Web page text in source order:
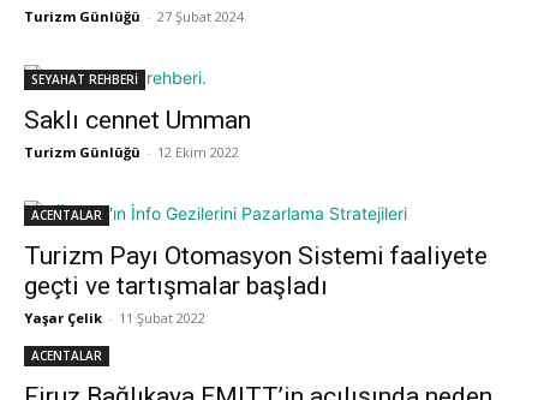
Turizm Günlüğü - 27 Şubat 2024
SEYAHAT REHBERİ
Saklı cennet Umman
Turizm Günlüğü - 12 Ekim 2022
ACENTALAR
Turizm Payı Otomasyon Sistemi faaliyete
geçti ve tartışmalar başladı
Yaşar Çelik - 11 Şubat 2022
ACENTALAR